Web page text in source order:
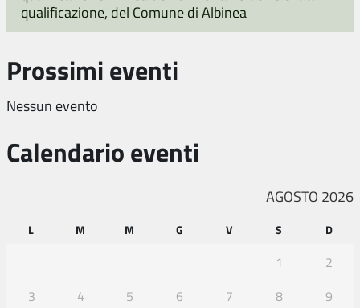
qualificazione, del Comune di Albinea
Prossimi eventi
Nessun evento
Calendario eventi
AGOSTO 2026
L M M G V S D
1
2
3
4 5 6 7 8
9